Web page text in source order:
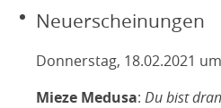
Neuerscheinungen
Donnerstag, 18.02.2021
Mieze Medusa: Du bist dran